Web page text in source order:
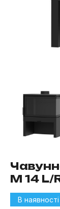
M 14 L/
В наявності